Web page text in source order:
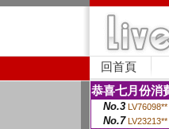
回首頁
恭喜七月份消
No.3 LV76098**
No.7 LV23213**